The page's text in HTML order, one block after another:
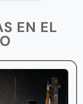
EN EL